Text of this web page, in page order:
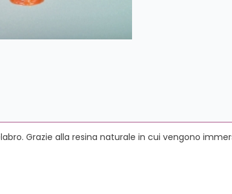
Grazie alla resina naturale in cui vengono